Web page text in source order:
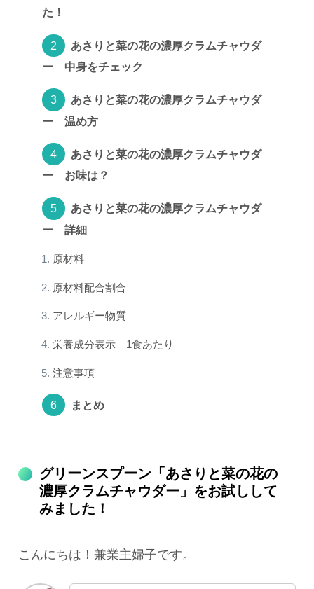
た！
あさりと菜の花の濃厚クラムチャウダ
ー 中身をチェック
あさりと菜の花の濃厚クラムチャウダ
ー 温め方
あさりと菜の花の濃厚クラムチャウダ
ー お味は？
あさりと菜の花の濃厚クラムチャウダ
ー 詳細
原材料
原材料配合割合
アレルギー物質
栄養成分表示 1食あたり
注意事項
まとめ
グリーンスプーン「あさりと菜の花の
濃厚クラムチャウダー」をお試しして
みました！
こんにちは！兼業主婦子です。